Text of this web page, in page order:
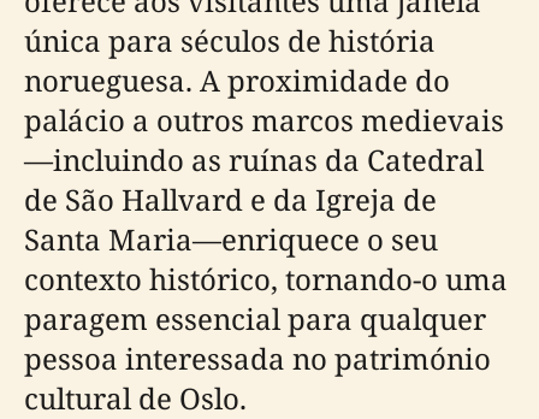
única para séculos de história
norueguesa. A proximidade do
palácio a outros marcos medievais
—incluindo as ruínas da Catedral
de São Hallvard e da Igreja de
Santa Maria—enriquece o seu
contexto histórico, tornando-o uma
paragem essencial para qualquer
pessoa interessada no património
cultural de Oslo.